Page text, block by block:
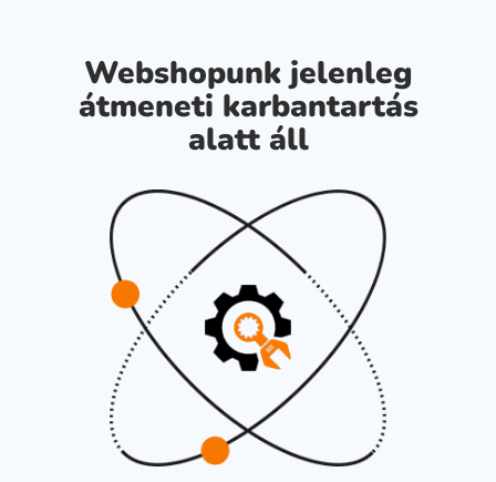
Webshopunk jelenleg
átmeneti karbantartás
alatt áll